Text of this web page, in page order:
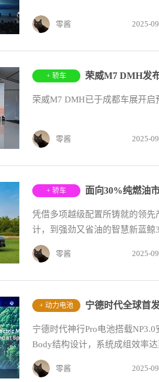
零酱 2025-
+ 轿车
荣威M7 DMH已于成都车展开启
零酱 2025-
+ 轿车 面向30%纯燃油
凭借多项越级配置所铸就的领
计，到强劲又省油的智慧新蓝
零酱 2025-
+ 动力电池 宁德时代全球首
宁德时代神行Pro电池搭载
Body结构设计，系统成组效率
零酱 2025-